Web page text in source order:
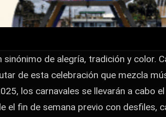
sinónimo de alegría, tradición y color.
de esta celebración que mezcla
los carnavales se llevarán a cabo
el fin de semana previo con desfiles,